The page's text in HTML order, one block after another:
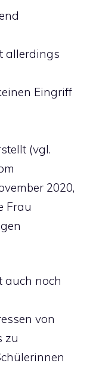
allerdings
Eingriff
(vgl.
2020,
Frau
auch noch
von
zu